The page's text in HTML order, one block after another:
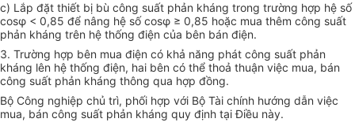
c) Lắp đặt thiết bị bù công suất phản kháng trong trường hợp hệ số
cosφ < 0,85 để nâng hệ số cosφ ≥ 0,85 hoặc mua thêm công suất
phản kháng trên hệ thống điện của bên bán điện.
3. Trường hợp bên mua điện có khả năng phát công suất phản
kháng lên hệ thống điện, hai bên có thể thoả thuận việc mua, bán
công suất phản kháng thông qua hợp đồng.
Bộ Công nghiệp chủ trì, phối hợp với Bộ Tài chính hướng dẫn việc
mua, bán công suất phản kháng quy định tại Điều này.